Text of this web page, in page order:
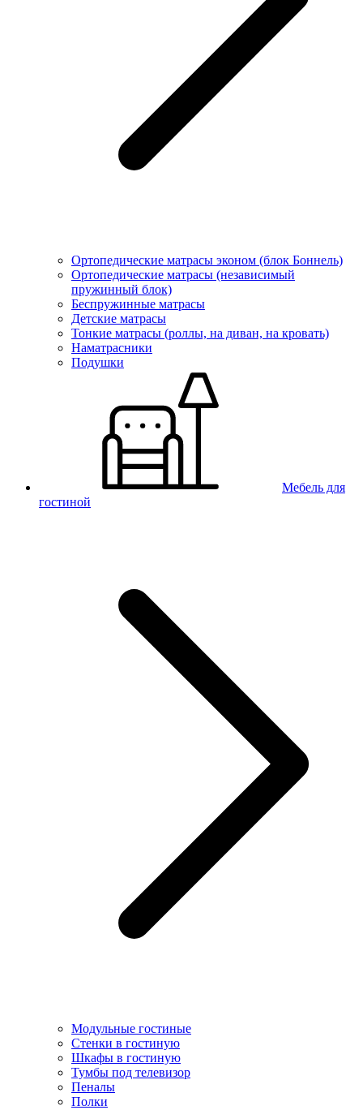
Ортопедические матрасы эконом (блок Боннель)
Ортопедические матрасы (независимый
пружинный блок)
Беcпружинные матрасы
Детские матрасы
Тонкие матрасы (роллы, на диван, на кровать)
Наматрасники
Подушки
Мебель для
гостиной
Модульные гостиные
Стенки в гостиную
Шкафы в гостиную
Тумбы под телевизор
Пеналы
Полки